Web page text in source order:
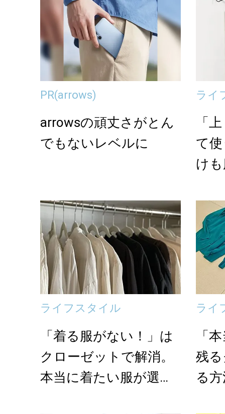
PR(arrows)
arrowsの頑丈さがとん
でもないレベルに
ライ
「
て
け
の...
ライフスタイル
「着る服がない！」は
クローゼットで解消。
本当に着たい服が選び
ライ
「
残
る